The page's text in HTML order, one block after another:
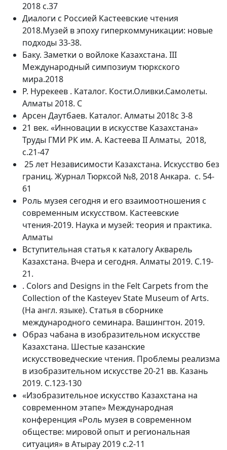
2018 с.37
Диалоги с Россией Кастеевские чтения
2018.Музей в эпоху гиперкоммуникации: новые
подходы 33-38.
Баку. Заметки о войлоке Казахстана. III
Международный симпозиум тюркского
мира.2018
Р. Нурекеев . Каталог. Кости.Оливки.Самолеты.
Алматы 2018. С
Арсен Даутбаев. Каталог. Алматы 2018с 3-8
21 век. «Инновации в искусстве Казахстана»
Труды ГМИ РК им. А. Кастеева II Алматы, 2018,
с.21-47
25 лет Независимости Казахстана. Искусство без
границ. Журнал Тюрксой №8, 2018 Анкара. с. 54-
61
Роль музея сегодня и его взаимоотношения с
современным искусством. Кастеевские
чтения-2019. Наука и музей: теория и практика.
Алматы
Вступительная статья к каталогу Акварель
Казахстана. Вчера и сегодня. Алматы 2019. С.19-
21.
. Colors and Designs in the Felt Carpets from the
Collection of the Kasteyev State Museum of Arts.
(На англ. языке). Статья в сборнике
международного семинара. Вашингтон. 2019.
Образ чабана в изобразительном искусстве
Казахстана. Шестые казанские
искусствоведческие чтения. Проблемы реализма
в изобразительном искусстве 20-21 вв. Казань
2019. С.123-130
«Изобразительное искусство Казахстана на
современном этапе» Международная
конференция «Роль музея в современном
обществе: мировой опыт и региональная
ситуация» в Атырау 2019 с.2-11